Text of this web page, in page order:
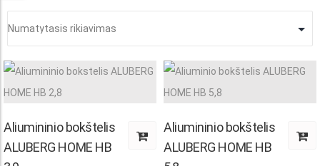
Aliumininio bokštelis
ALUBERG HOME HB
Aliumininio bokštelis
ALUBERG HOME HB